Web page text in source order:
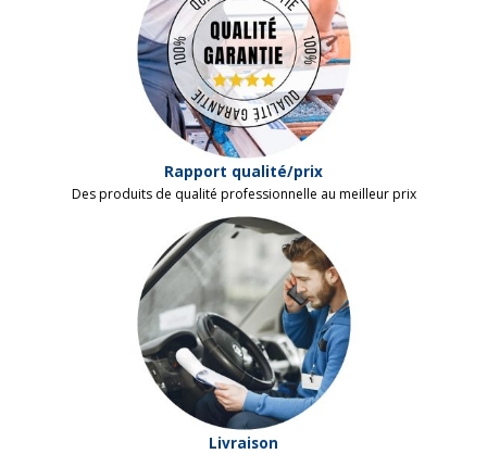
Rapport qualité/prix
Des produits de qualité professionnelle au meilleur prix
Livraison